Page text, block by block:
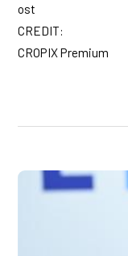
ost
CREDIT:
CROPIX Premium